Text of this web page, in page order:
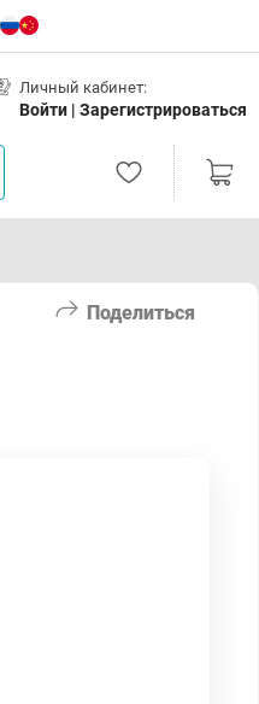
Личный кабинет:
Войти | Зарегистрироваться
Поделиться